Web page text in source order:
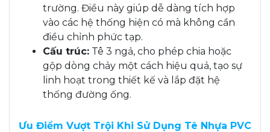
trường. Điều này giúp dễ dàng tích hợp
vào các hệ thống hiện có mà không cần
điều chỉnh phức tạp.
Cấu trúc: Tê 3 ngả, cho phép chia hoặc
gộp dòng chảy một cách hiệu quả, tạo sự
linh hoạt trong thiết kế và lắp đặt hệ
thống đường ống.
Ưu Điểm Vượt Trội Khi Sử Dụng Tê Nhựa PVC